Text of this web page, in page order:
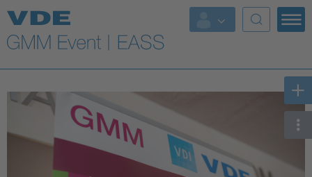
Top Topics